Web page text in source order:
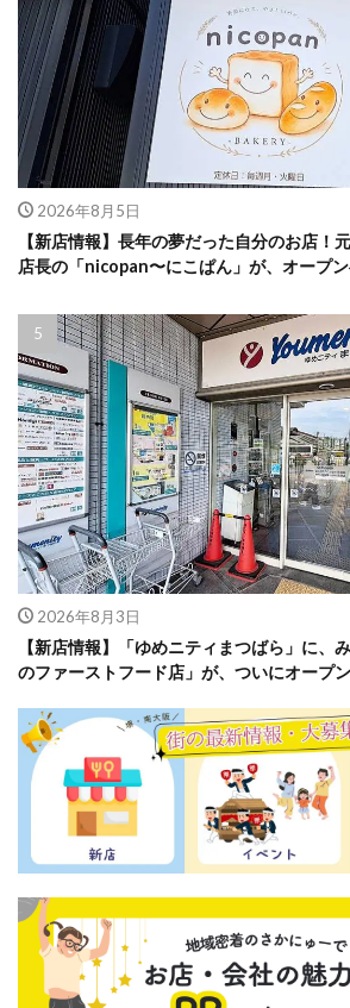
2026年8月5日
【新店情報】長年の夢だった自分のお店！
店長の「nicopan〜にこぱん」が、オープ
2026年8月3日
【新店情報】「ゆめニティまつばら」に、
のファーストフード店」が、ついにオープ